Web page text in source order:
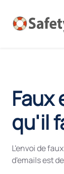
Faux
qu'il
L'envoi de
d'emails est